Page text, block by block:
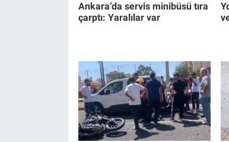
Ankara’da servis minibüsü tıra
çarptı: Yaralılar var